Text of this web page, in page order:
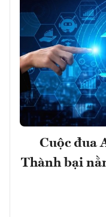
Cuộc đua
Thành bại